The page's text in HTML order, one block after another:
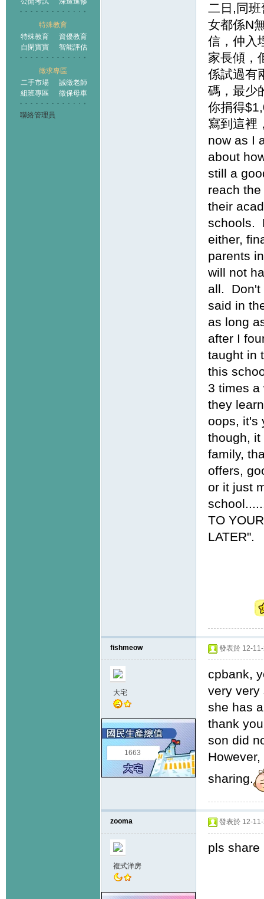
特殊教育
特殊教育
資優教育
自閉寶寶
智能評估
徵求專區
二手市場
誠徵老師
組班專區
徵保母車
聯絡管理員
二日,同
女都係N
信，仲入
家長傾，
係試過有
碼，最少
你捐得
寫到這裡
now as I
about
still a
reach
their
schools.
either,
parents
will not
all. Don't
said in
as long
after I
taught in
this
3 times a
they
oops, it's
though, it
family,
offers,
or it just
TO
LATER".
fishmeow
大宅
1663
發表於 12-
cpbank,
very very
she has
thank
son did
sharing.
zooma
複式洋房
發表於 12-
pls share